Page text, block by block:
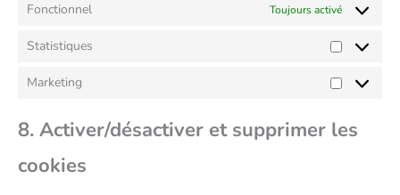
Fonctionnel Toujours activé
Statistiques
Marketing
8. Activer/désactiver et supprimer les
cookies